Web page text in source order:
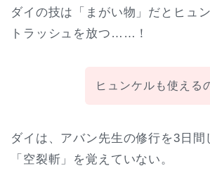
ダイの技は「まがい物」だとヒュ
トラッシュを放つ……！
ヒュンケルも使える
ダイは、アバン先生の修行を3日間
「空裂斬」を覚えていない。